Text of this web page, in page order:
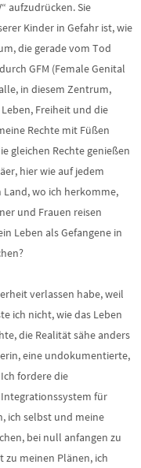
aufzudrücken. Sie
Kinder in Gefahr ist, wie
die gerade vom Tod
GFM (Female Genital
in diesem Zentrum,
Freiheit und die
Rechte mit Füßen
gleichen Rechte genießen
hier wie auf jedem
wo ich herkomme,
und Frauen reisen
Leben als Gefangene in
verlassen habe, weil
ich nicht, wie das Leben
die Realität sähe anders
eine undokumentierte,
fordere die
für
ich selbst und meine
bei null anfangen zu
zu meinen Plänen, ich